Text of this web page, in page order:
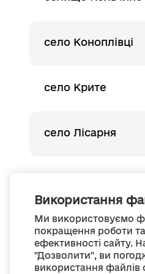
Використання
Ми використовуємо
покращення роботи
ефективності сайту.
"Дозволити", ви
використання
село Коноплівці
село Крите
село Лісарня